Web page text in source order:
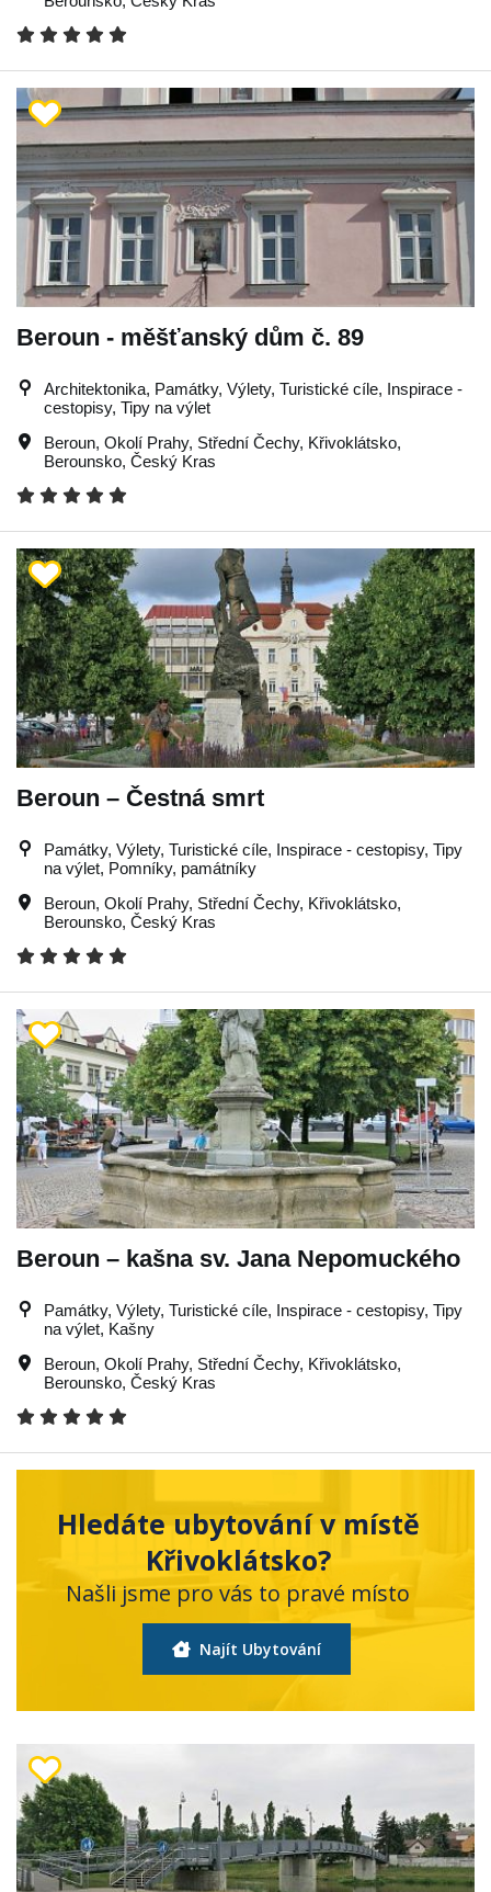
Beroun - měšťanský dům č. 89
Architektonika, Památky, Výlety, Turistické cíle, Inspirace -
cestopisy, Tipy na výlet
Beroun, Okolí Prahy, Střední Čechy, Křivoklátsko,
Berounsko, Český Kras
Beroun – Čestná smrt
Památky, Výlety, Turistické cíle, Inspirace - cestopisy, Tipy
na výlet, Pomníky, památníky
Beroun, Okolí Prahy, Střední Čechy, Křivoklátsko,
Berounsko, Český Kras
Beroun – kašna sv. Jana Nepomuckého
Památky, Výlety, Turistické cíle, Inspirace - cestopisy, Tipy
na výlet, Kašny
Beroun, Okolí Prahy, Střední Čechy, Křivoklátsko,
Berounsko, Český Kras
Hledáte ubytování v místě
Křivoklátsko?
Našli jsme pro vás to pravé místo
Najít Ubytování